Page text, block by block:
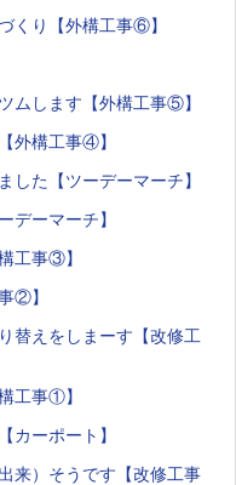
くり【外構工事⑥】
ムします【外構工事⑤】
外構工事④】
した【ツーデーマーチ】
デーマーチ】
工事③】
②】
替えをしまーす【改修工
工事①】
カーポート】
来）そうです【改修工事